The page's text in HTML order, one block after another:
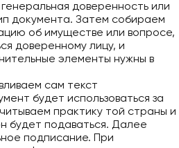
доверенность или
документа. Затем собираем
об имуществе или вопросе,
доверенному лицу, и
элементы нужны в
сам текст
будет использоваться за
практику той страны и
будет подаваться. Далее
подписание. При